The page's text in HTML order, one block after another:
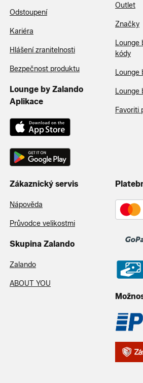
Odstoupení
Kariéra
Hlášení zranitelnosti
Bezpečnost produktu
Lounge by Zalando
Aplikace
Outlet
Značky
Lounge
kódy
Lounge
Lounge
Favoriti
Zákaznický servis
Nápověda
Průvodce velikostmi
Skupina Zalando
Zalando
ABOUT YOU